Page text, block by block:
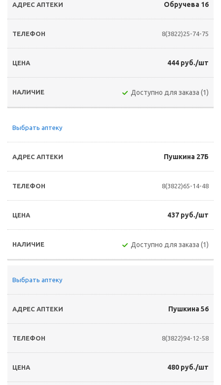
Обручева 16
8(3822)25-74-75
444 руб./шт
Доступно для заказа (1)
Выбрать аптеку
Пушкина 27Б
8(3822)65-14-48
437 руб./шт
Доступно для заказа (1)
Выбрать аптеку
Пушкина 56
8(3822)94-12-58
480 руб./шт